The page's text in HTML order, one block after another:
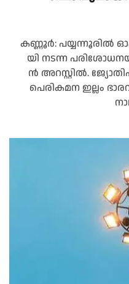
ക​ണ്ണൂ​ർ: പ​യ്യ​ന്നൂ​രി​ൽ
യി ന​ട​ന്ന
ൻ അ​റ​സ്റ്റി​ൽ.
പെ​രി​ക​മ​ന ഇ​ല്ലം